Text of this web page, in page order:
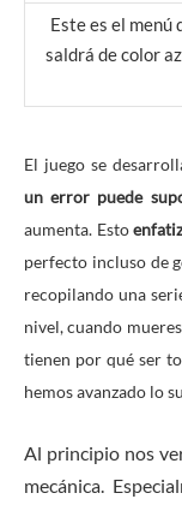
Este es el menú
saldrá de color
El juego se
un error puede
aumenta. Esto
perfecto incluso de
recopilando una
nivel, cuando
tienen por qué ser
hemos avanzado lo
Al principio nos
mecánica.